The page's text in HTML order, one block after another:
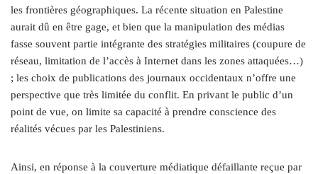
les frontières géographiques. La récente situation en Palestine
aurait dû en être gage, et bien que la manipulation des médias
fasse souvent partie intégrante des stratégies militaires (coupure de
réseau, limitation de l’accès à Internet dans les zones attaquées…)
; les choix de publications des journaux occidentaux n’offre une
perspective que très limitée du conflit. En privant le public d’un
point de vue, on limite sa capacité à prendre conscience des
réalités vécues par les Palestiniens.
Ainsi, en réponse à la couverture médiatique défaillante reçue par